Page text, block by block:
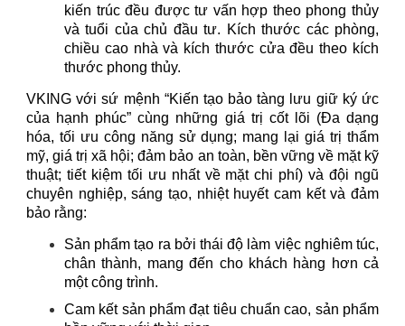
kiến trúc đều được tư vấn hợp theo phong thủy
và tuổi của chủ đầu tư. Kích thước các phòng,
chiều cao nhà và kích thước cửa đều theo kích
thước phong thủy.
VKING với sứ mệnh “Kiến tạo bảo tàng lưu giữ ký ức
của hạnh phúc” cùng những giá trị cốt lõi (Đa dạng
hóa, tối ưu công năng sử dụng; mang lại giá trị thẩm
mỹ, giá trị xã hội; đảm bảo an toàn, bền vững về mặt kỹ
thuật; tiết kiệm tối ưu nhất về mặt chi phí) và đội ngũ
chuyên nghiệp, sáng tạo, nhiệt huyết cam kết và đảm
bảo rằng:
Sản phẩm tạo ra bởi thái độ làm việc nghiêm túc,
chân thành, mang đến cho khách hàng hơn cả
một công trình.
Cam kết sản phẩm đạt tiêu chuẩn cao, sản phẩm